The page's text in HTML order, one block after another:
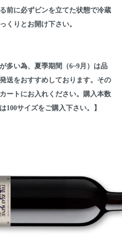
前に必ずビンを立てた状態で冷蔵
くりとお開け下さい。
多い為、夏季期間（6~9月）は品
送をおすすめしております。その
ートにお入れください。購入本数
100サイズをご購入下さい。】